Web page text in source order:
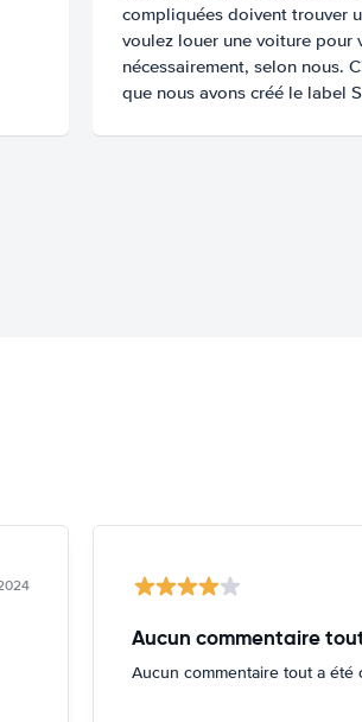
compliquées doivent trouver
voulez louer une voiture pour
nécessairement, selon nous.
que nous avons créé le label
Aucun commentaire
Aucun commentaire tout a été